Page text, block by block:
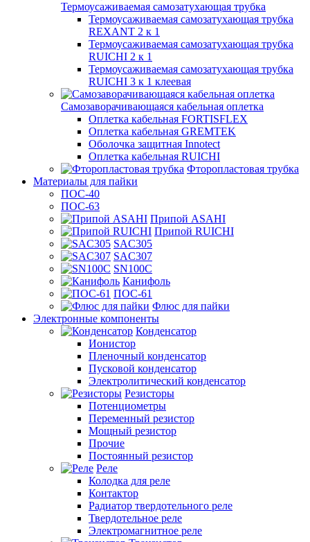
Термоусаживаемая самозатухающая трубка
Термоусаживаемая самозатухающая трубка
REXANT 2 к 1
Термоусаживаемая самозатухающая трубка
RUICHI 2 к 1
Термоусаживаемая самозатухающая трубка
RUICHI 3 к 1 клеевая
Самозаворачивающаяся кабельная оплетка
Оплетка кабельная FORTISFLEX
Оплетка кабельная GREMTEK
Оболочка защитная Innotect
Оплетка кабельная RUICHI
Фторопластовая трубка
Материалы для пайки
ПОС-40
ПОС-63
Припой ASAHI
Припой RUICHI
SAC305
SAC307
SN100C
Канифоль
ПОС-61
Флюс для пайки
Электронные компоненты
Конденсатор
Ионистор
Пленочный конденсатор
Пусковой конденсатор
Электролитический конденсатор
Резисторы
Потенциометры
Переменный резистор
Мощный резистор
Прочие
Постоянный резистор
Реле
Колодка для реле
Контактор
Радиатор твердотельного реле
Твердотельное реле
Электромагнитное реле